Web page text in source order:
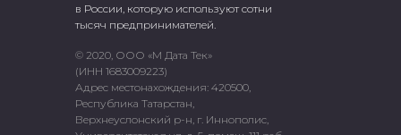
в России, которую используют сотни
тысяч предпринимателей.
© 2020, ООО «М Дата Тек»
(ИНН 1683009223)
Адрес местонахождения: 420500,
Республика Татарстан,
Верхнеуслонский р-н, г. Иннополис,